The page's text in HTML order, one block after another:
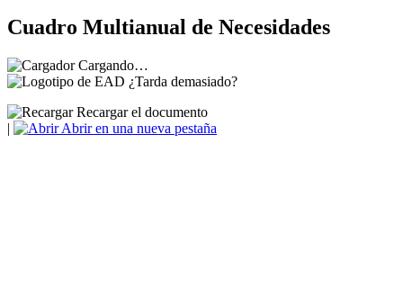
Cuadro Multianual de Necesidades
Cargando…
¿Tarda demasiado?
Recargar el documento
|
Abrir en una nueva pestaña